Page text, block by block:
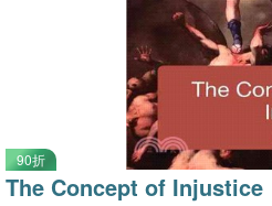
90折
The Concept of Injustice